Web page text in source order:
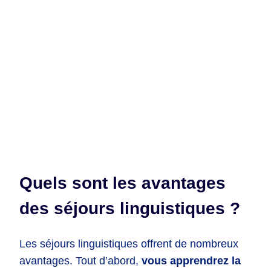
Quels sont les avantages
des séjours linguistiques ?
Les séjours linguistiques offrent de nombreux
avantages. Tout d’abord, vous apprendrez la